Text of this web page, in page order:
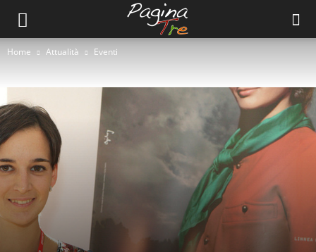
Home Attualità Eventi